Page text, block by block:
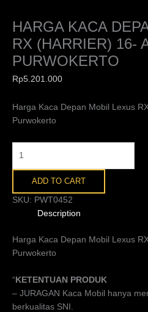
HARGA KACA
RX (HARRIER) 16-
PURWOKERTO
Rp5.201.000
Harga Kaca Depan Mobil Lexus
Purwokerto
ADD TO CART
SKU: PWT0452
Description
Harga Kaca Depan Mobil Lexus
Purwokerto
“KETENTUAN PRODUK
– JURAGAN Kaca Mobil hanya
berkualitas SNI.